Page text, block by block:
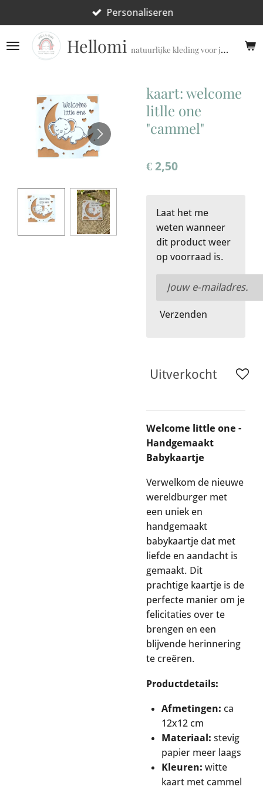
direct
naar
Hellomi natuurlijke kleding voor jouw prematuur!
Personaliseren
kaart: welcome
litlle one
"cammel"
€ 2,50
Laat het me
weten wanneer
dit product weer
op voorraad is.
Verzenden
Uitverkocht
Welcome little one -
Handgemaakt
Babykaartje
Verwelkom de nieuwe
wereldburger met
een uniek en
handgemaakt
babykaartje dat met
liefde en aandacht is
gemaakt. Dit
prachtige kaartje is de
perfecte manier om je
felicitaties over te
brengen en een
blijvende herinnering
te creëren.
Productdetails:
Afmetingen: ca
12x12 cm
Materiaal: stevig
papier meer laags
Kleuren: witte
kaart met cammel